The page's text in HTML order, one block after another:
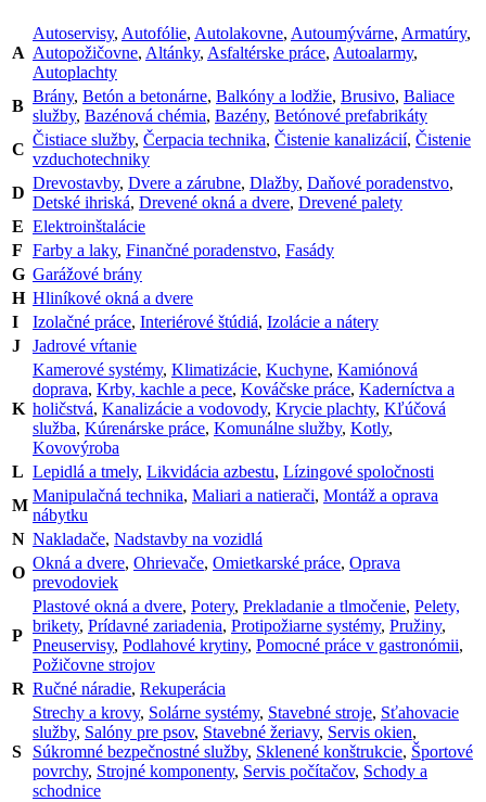
A
Autoservisy, Autofólie, Autolakovne, Autoumývárne, Armatúry,
Autopožičovne, Altánky, Asfaltérske práce, Autoalarmy,
Autoplachty
B
Brány, Betón a betonárne, Balkóny a lodžie, Brusivo, Baliace
služby, Bazénová chémia, Bazény, Betónové prefabrikáty
C
Čistiace služby, Čerpacia technika, Čistenie kanalizácií, Čistenie
vzduchotechniky
D
Drevostavby, Dvere a zárubne, Dlažby, Daňové poradenstvo,
Detské ihriská, Drevené okná a dvere, Drevené palety
E Elektroinštalácie
F Farby a laky, Finančné poradenstvo, Fasády
G Garážové brány
H Hliníkové okná a dvere
I
Izolačné práce, Interiérové štúdiá, Izolácie a nátery
J
Jadrové vŕtanie
K
Kamerové systémy, Klimatizácie, Kuchyne, Kamiónová
doprava, Krby, kachle a pece, Kováčske práce, Kaderníctva a
holičstvá, Kanalizácie a vodovody, Krycie plachty, Kľúčová
služba, Kúrenárske práce, Komunálne služby, Kotly,
Kovovýroba
L Lepidlá a tmely, Likvidácia azbestu, Lízingové spoločnosti
M
Manipulačná technika, Maliari a natierači, Montáž a oprava
nábytku
N Nakladače, Nadstavby na vozidlá
O
Okná a dvere, Ohrievače, Omietkarské práce, Oprava
prevodoviek
P
Plastové okná a dvere, Potery, Prekladanie a tlmočenie, Pelety,
brikety, Prídavné zariadenia, Protipožiarne systémy, Pružiny,
Pneuservisy, Podlahové krytiny, Pomocné práce v gastronómii,
Požičovne strojov
R Ručné náradie, Rekuperácia
S
Strechy a krovy, Solárne systémy, Stavebné stroje, Sťahovacie
služby, Salóny pre psov, Stavebné žeriavy, Servis okien,
Súkromné bezpečnostné služby, Sklenené konštrukcie, Športové
povrchy, Strojné komponenty, Servis počítačov, Schody a
schodnice